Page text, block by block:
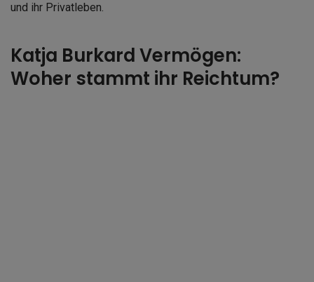
und ihr Privatleben.
Katja Burkard Vermögen:
Woher stammt ihr Reichtum?